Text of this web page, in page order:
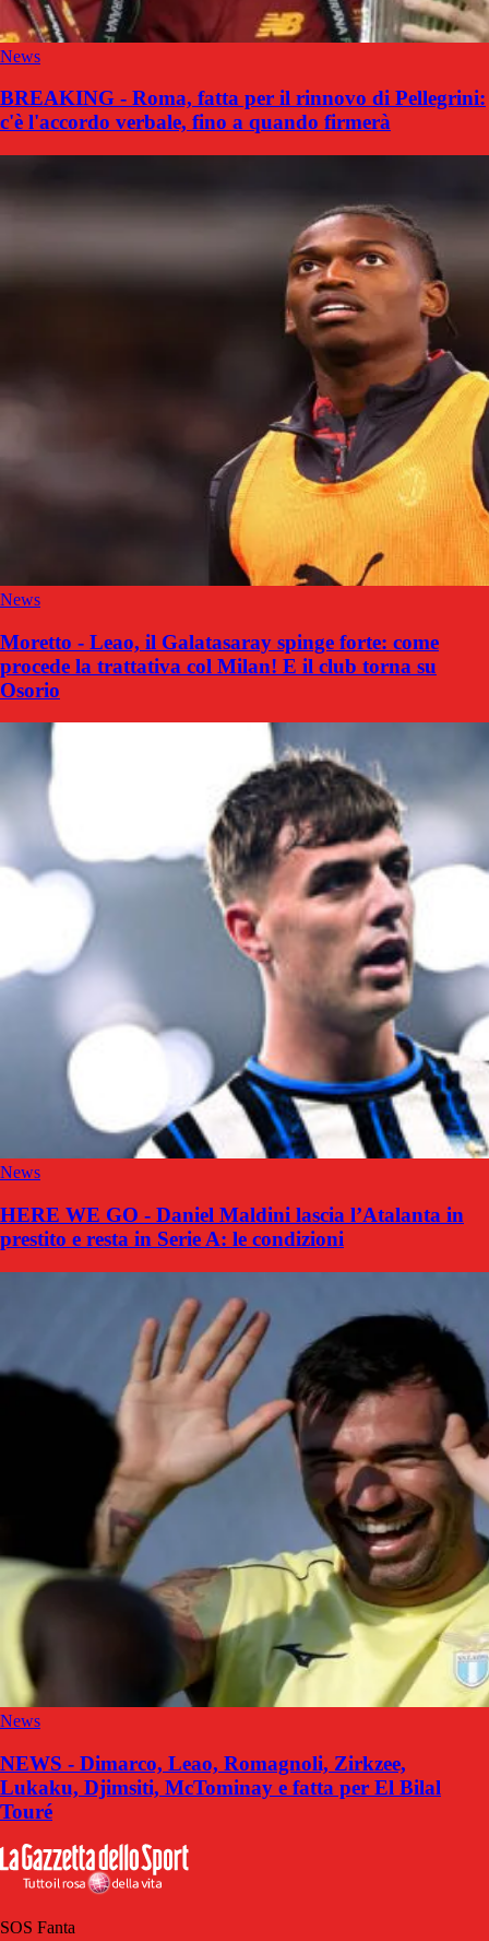
News
BREAKING - Roma, fatta per il rinnovo di Pellegrini:
c'è l'accordo verbale, fino a quando firmerà
News
Moretto - Leao, il Galatasaray spinge forte: come
procede la trattativa col Milan! E il club torna su
Osorio
News
HERE WE GO - Daniel Maldini lascia l’Atalanta in
prestito e resta in Serie A: le condizioni
News
NEWS - Dimarco, Leao, Romagnoli, Zirkzee,
Lukaku, Djimsiti, McTominay e fatta per El Bilal
Touré
SOS Fanta